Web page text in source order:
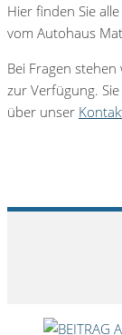
Hier finden Sie
vom Autohaus
Bei Fragen
zur Verfügung.
über unser